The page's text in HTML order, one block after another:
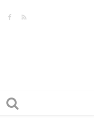
TwitterFacebook
RSS